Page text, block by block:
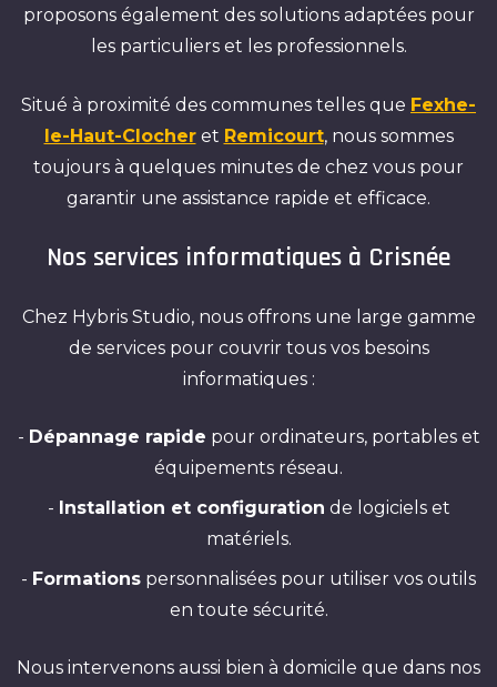
proposons également des solutions adaptées pour
les particuliers et les professionnels.
Situé à proximité des communes telles que Fexhe-
le-Haut-Clocheret Remicourt, nous sommes
toujours à quelques minutes de chez vous pour
garantir une assistance rapide et efficace.
Nos services informatiques à Crisnée
Chez Hybris Studio, nous offrons une large gamme
de services pour couvrir tous vos besoins
informatiques :
- Dépannage rapide pour ordinateurs, portables et
équipements réseau.
- Installation et configuration de logiciels et
matériels.
- Formations personnalisées pour utiliser vos outils
en toute sécurité.
Nous intervenons aussi bien à domicile que dans nos